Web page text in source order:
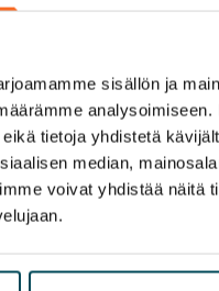
sisällön ja
tietoja yhdistetä
median,
voivat yhdistää näitä